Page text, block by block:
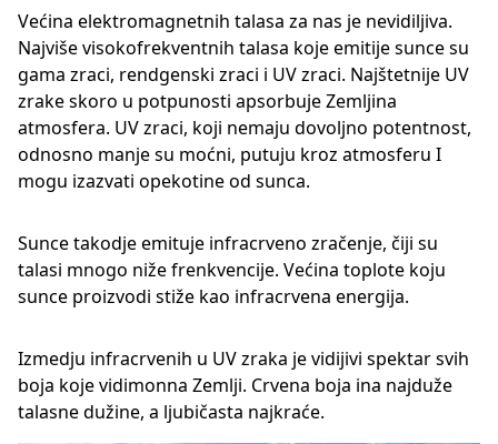
Većina elektromagnetnih talasa za nas je nevidiljiva.
Najviše visokofrekventnih talasa koje emitije sunce su
gama zraci, rendgenski zraci i UV zraci. Najštetnije UV
zrake skoro u potpunosti apsorbuje Zemljina
atmosfera. UV zraci, koji nemaju dovoljno potentnost,
odnosno manje su moćni, putuju kroz atmosferu I
mogu izazvati opekotine od sunca.
Sunce takodje emituje infracrveno zračenje, čiji su
talasi mnogo niže frenkvencije. Većina toplote koju
sunce proizvodi stiže kao infracrvena energija.
Izmedju infracrvenih u UV zraka je vidijivi spektar svih
boja koje vidimonna Zemlji. Crvena boja ina najduže
talasne dužine, a ljubičasta najkraće.